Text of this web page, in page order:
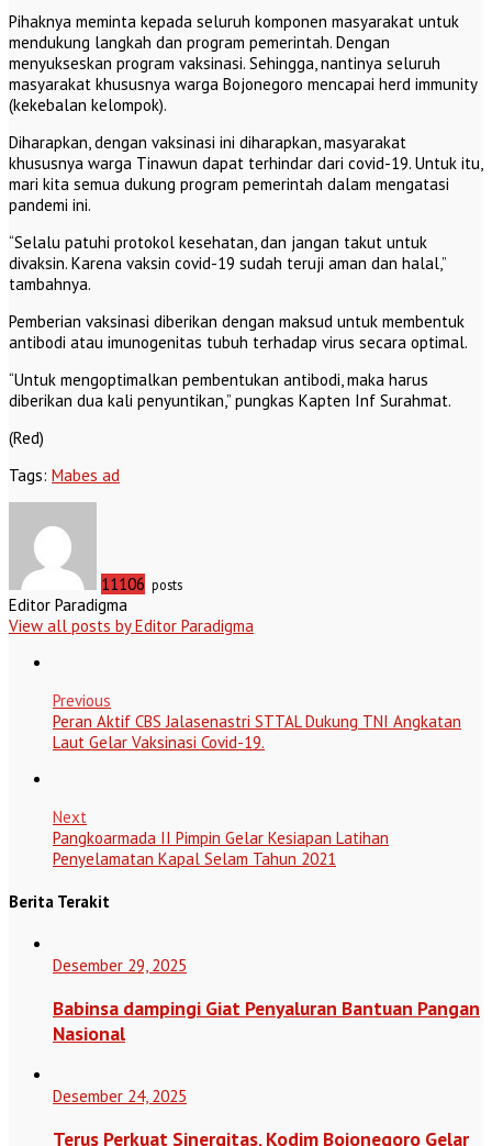
Pihaknya meminta kepada seluruh komponen masyarakat untuk
mendukung langkah dan program pemerintah. Dengan
menyukseskan program vaksinasi. Sehingga, nantinya seluruh
masyarakat khususnya warga Bojonegoro mencapai herd immunity
(kekebalan kelompok).
Diharapkan, dengan vaksinasi ini diharapkan, masyarakat
khususnya warga Tinawun dapat terhindar dari covid-19. Untuk itu,
mari kita semua dukung program pemerintah dalam mengatasi
pandemi ini.
“Selalu patuhi protokol kesehatan, dan jangan takut untuk
divaksin. Karena vaksin covid-19 sudah teruji aman dan halal,”
tambahnya.
Pemberian vaksinasi diberikan dengan maksud untuk membentuk
antibodi atau imunogenitas tubuh terhadap virus secara optimal.
“Untuk mengoptimalkan pembentukan antibodi, maka harus
diberikan dua kali penyuntikan,” pungkas Kapten Inf Surahmat.
(Red)
Tags: Mabes ad
11106 posts
Editor Paradigma
View all posts by Editor Paradigma
Previous
Peran Aktif CBS Jalasenastri STTAL Dukung TNI Angkatan
Laut Gelar Vaksinasi Covid-19.
Next
Pangkoarmada II Pimpin Gelar Kesiapan Latihan
Penyelamatan Kapal Selam Tahun 2021
Berita Terakit
Desember 29, 2025
Babinsa dampingi Giat Penyaluran Bantuan Pangan
Nasional
Desember 24, 2025
Terus Perkuat Sinergitas, Kodim Bojonegoro Gelar